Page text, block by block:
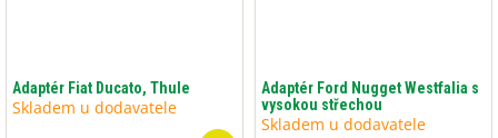
Adaptér Fiat Ducato, Thule
Skladem u dodavatele
Adaptér Ford Nugget Westfalia s
vysokou střechou
Skladem u dodavatele